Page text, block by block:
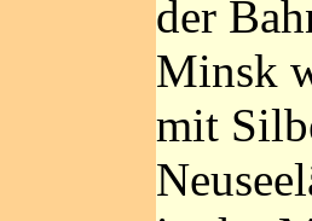
der
Minsk
mit